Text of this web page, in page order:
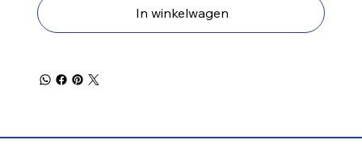
In winkelwagen